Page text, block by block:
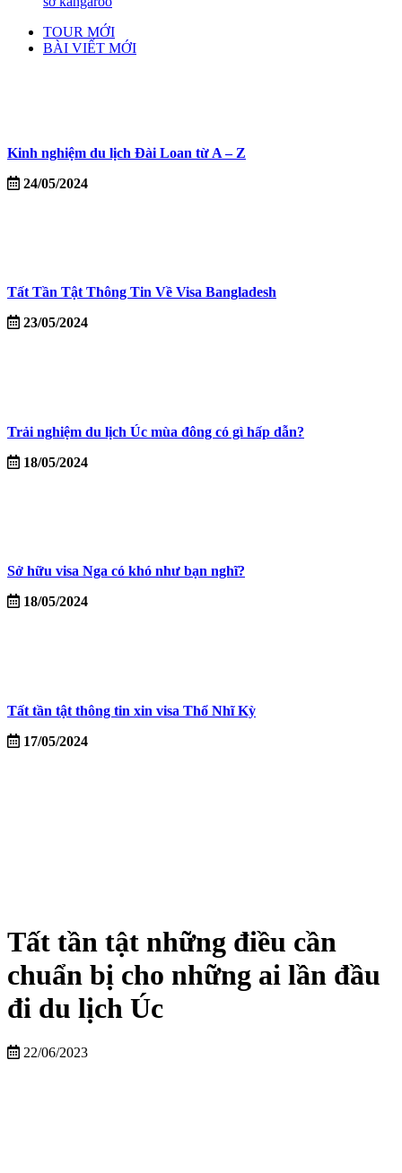
TOUR MỚI
BÀI VIẾT MỚI
Kinh nghiệm du lịch Đài Loan từ A – Z
24/05/2024
Tất Tần Tật Thông Tin Về Visa Bangladesh
23/05/2024
Trải nghiệm du lịch Úc mùa đông có gì hấp dẫn?
18/05/2024
Sở hữu visa Nga có khó như bạn nghĩ?
18/05/2024
Tất tần tật thông tin xin visa Thổ Nhĩ Kỳ
17/05/2024
Tất tần tật những điều cần
chuẩn bị cho những ai lần đầu
đi du lịch Úc
22/06/2023